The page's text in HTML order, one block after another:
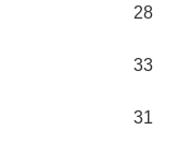
28
33
31